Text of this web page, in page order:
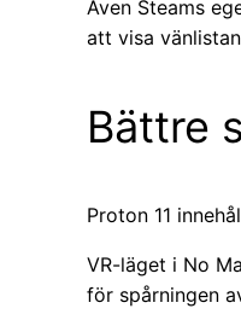
Även Steams
att visa
Bättre
Proton 11
VR-läget i No
för spårningen